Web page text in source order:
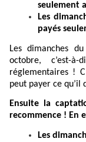
seulement
Les
payés
Les dimanches
octobre, c’est-
réglementaires !
peut payer ce qu’il
Ensuite la
recommence ! En
Les